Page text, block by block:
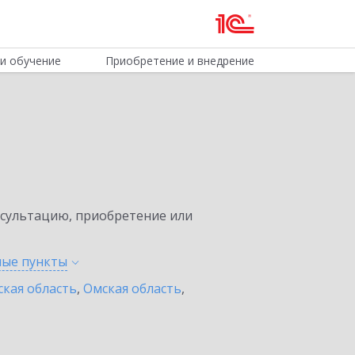
обучение Приобретение и внедрение
приобретение или
пункты
область, Омская область,